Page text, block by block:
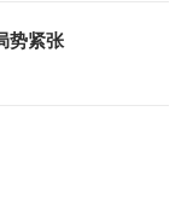
势紧张